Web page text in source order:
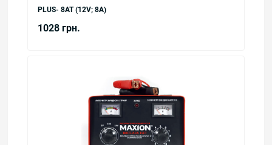
PLUS- 8AT (12V; 8A)
1028 грн.